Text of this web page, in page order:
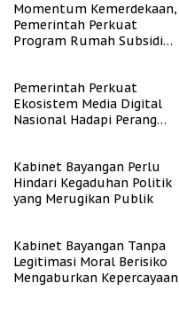
Momentum Kemerdekaan,
Pemerintah Perkuat
Program Rumah Subsidi
Pemerintah Perkuat
Ekosistem Media Digital
Nasional Hadapi Perang
Kabinet Bayangan Perlu
Hindari Kegaduhan Politik
yang Merugikan Publik
Kabinet Bayangan Tanpa
Legitimasi Moral Berisiko
Mengaburkan Kepercayaan